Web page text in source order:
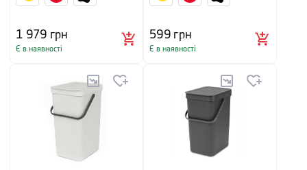
1 979 грн
Є в наявності
599грн
Є в наявності